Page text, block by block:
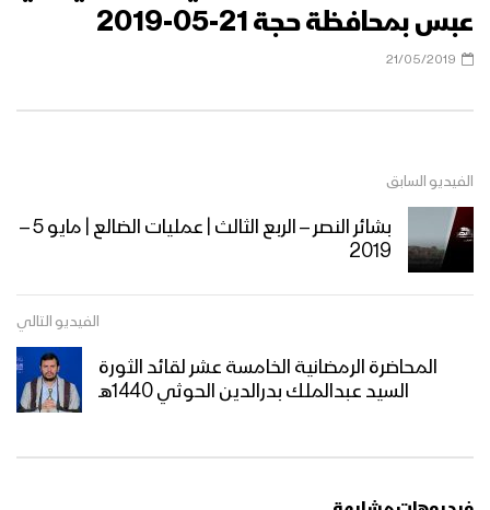
عبس بمحافظة حجة 21-05-2019
21/05/2019
الفيديو السابق
بشائر النصر – الربع الثالث | عمليات الضالع | مايو 5 –
2019
الفيديو التالي
المحاضرة الرمضانية الخامسة عشر لقائد الثورة
السيد عبدالملك بدرالدين الحوثي 1440هـ